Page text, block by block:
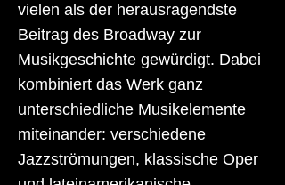
vielen als der herausragendste
Beitrag des Broadway zur
Musikgeschichte gewürdigt. Dabei
kombiniert das Werk ganz
unterschiedliche Musikelemente
miteinander: verschiedene
Jazzströmungen, klassische Oper